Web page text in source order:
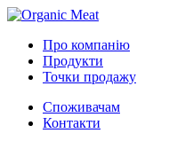
Про компанію
Продукти
Точки продажу
Споживачам
Контакти